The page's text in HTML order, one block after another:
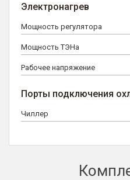
Электронагрев
Мощность регулятора
Мощность ТЭНа
Рабочее напряжение
Порты подключения
Чиллер